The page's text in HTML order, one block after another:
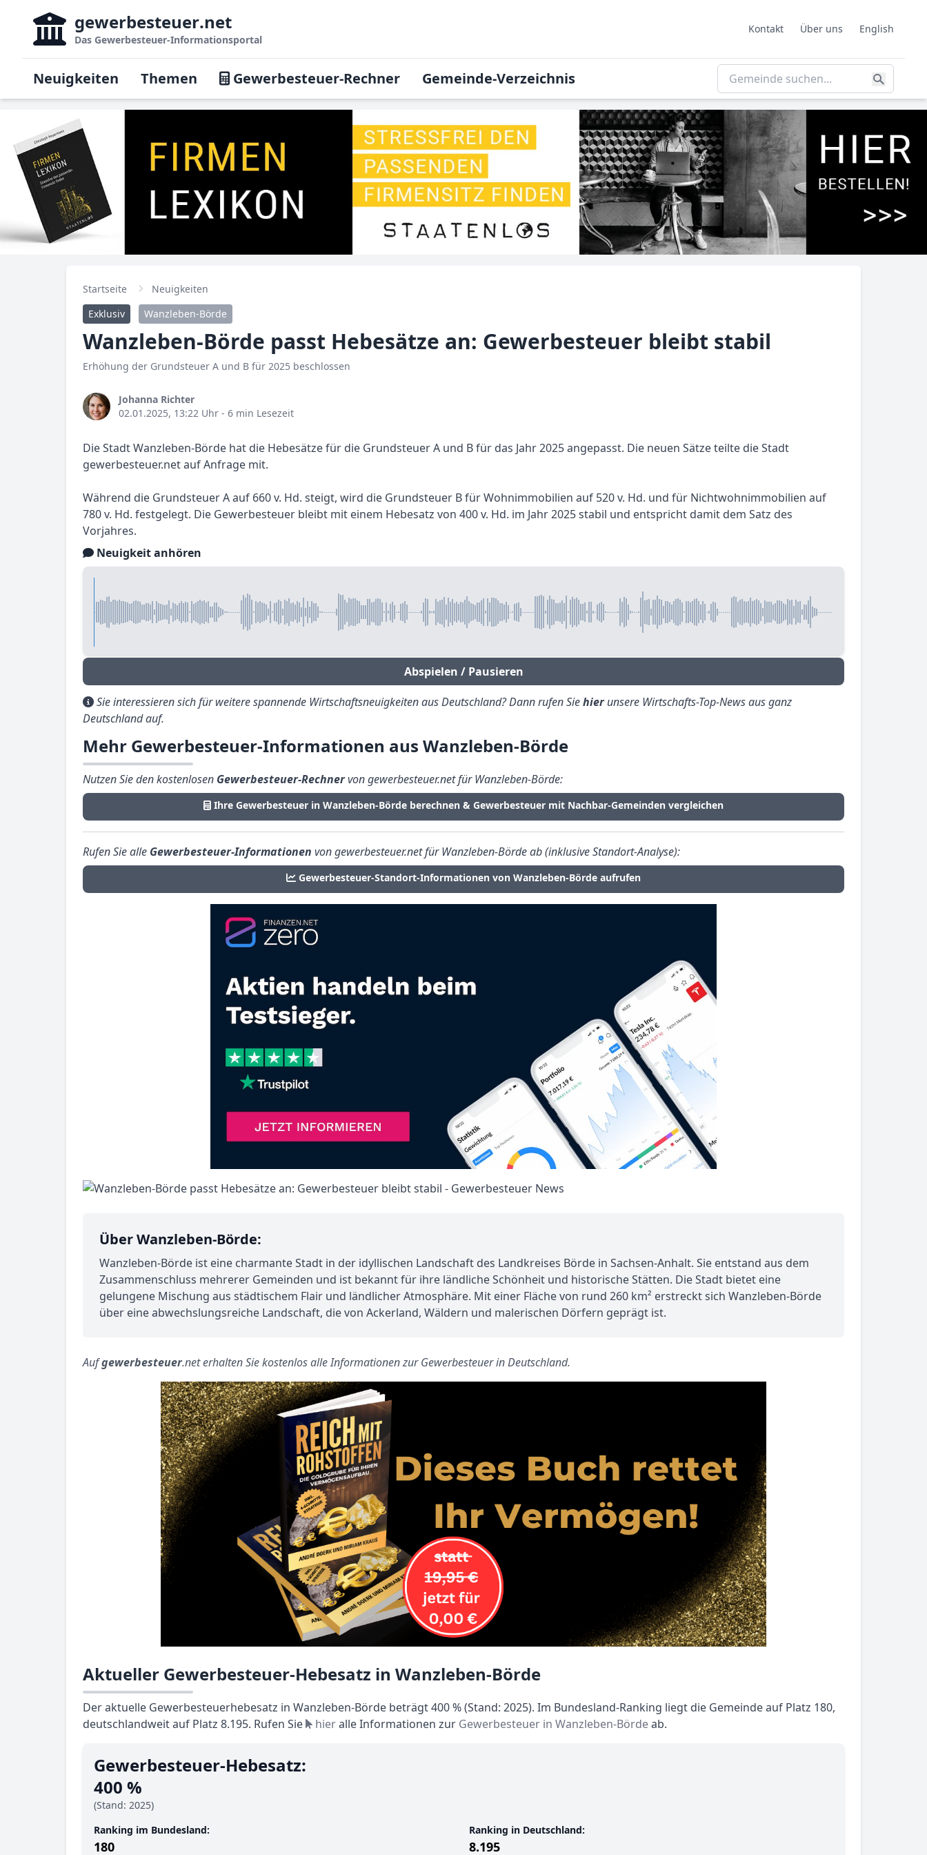
gewerbesteuer.net
Das Gewerbesteuer-Informationsportal
Kontakt Über uns English
Neuigkeiten Themen Gewerbesteuer-Rechner Gemeinde-Verzeichnis
Startseite
Neuigkeiten
Exklusiv
Wanzleben-Börde
Wanzleben-Börde passt Hebesätze an: Gewerbesteuer bleibt stabil
Erhöhung der Grundsteuer A und B für 2025 beschlossen
Johanna Richter
02.01.2025, 13:22 Uhr - 6 min Lesezeit
Die Stadt Wanzleben-Börde hat die Hebesätze für die Grundsteuer A und B für das Jahr 2025 angepasst. Die neuen Sätze teilte die Stadt
gewerbesteuer.net auf Anfrage mit.
Während die Grundsteuer A auf 660 v. Hd. steigt, wird die Grundsteuer B für Wohnimmobilien auf 520 v. Hd. und für Nichtwohnimmobilien auf
780 v. Hd. festgelegt. Die Gewerbesteuer bleibt mit einem Hebesatz von 400 v. Hd. im Jahr 2025 stabil und entspricht damit dem Satz des
Vorjahres.
Neuigkeit anhören
Abspielen / Pausieren
Sie interessieren sich für weitere spannende Wirtschaftsneuigkeiten aus Deutschland? Dann rufen Siehierunsere Wirtschafts-Top-News aus ganz
Deutschland auf.
Mehr Gewerbesteuer-Informationen aus Wanzleben-Börde
Nutzen Sie den kostenlosen Gewerbesteuer-Rechnervon gewerbesteuer.net für Wanzleben-Börde:
Ihre Gewerbesteuer in Wanzleben-Börde berechnen & Gewerbesteuer mit Nachbar-Gemeinden vergleichen
Rufen Sie alle Gewerbesteuer-Informationen von gewerbesteuer.net für Wanzleben-Börde ab (inklusive Standort-Analyse):
Gewerbesteuer-Standort-Informationen von Wanzleben-Börde aufrufen
Über Wanzleben-Börde:
Wanzleben-Börde ist eine charmante Stadt in der idyllischen Landschaft des Landkreises Börde in Sachsen-Anhalt. Sie entstand aus dem
Zusammenschluss mehrerer Gemeinden und ist bekannt für ihre ländliche Schönheit und historische Stätten. Die Stadt bietet eine
gelungene Mischung aus städtischem Flair und ländlicher Atmosphäre. Mit einer Fläche von rund 260 km² erstreckt sich Wanzleben-Börde
über eine abwechslungsreiche Landschaft, die von Ackerland, Wäldern und malerischen Dörfern geprägt ist.
Aufgewerbesteuer.net erhalten Sie kostenlos alle Informationen zur Gewerbesteuer in Deutschland.
Aktueller Gewerbesteuer-Hebesatz in Wanzleben-Börde
Der aktuelle Gewerbesteuerhebesatz in Wanzleben-Börde beträgt 400 % (Stand: 2025). Im Bundesland-Ranking liegt die Gemeinde auf Platz 180,
deutschlandweit auf Platz 8.195. Rufen Sie
hieralle Informationen zur Gewerbesteuer in Wanzleben-Bördeab.
Gewerbesteuer-Hebesatz:
400 %
(Stand: 2025)
Ranking im Bundesland:
180
Ranking in Deutschland:
8.195